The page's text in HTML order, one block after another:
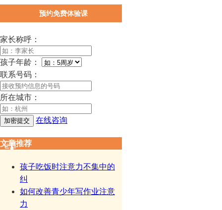
预约免费体验课
家长称呼：
孩子年龄：
联系号码：
所在城市：
在线咨询
文章推荐
孩子吃饭时注意力不集中的
纠
如何改善青少年写作业注意
力